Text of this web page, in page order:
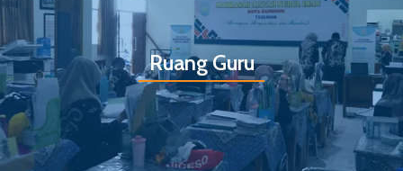
Ruang Guru